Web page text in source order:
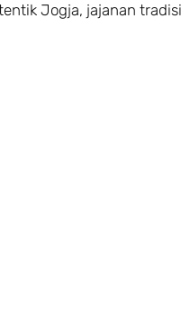
Jogja, jajanan